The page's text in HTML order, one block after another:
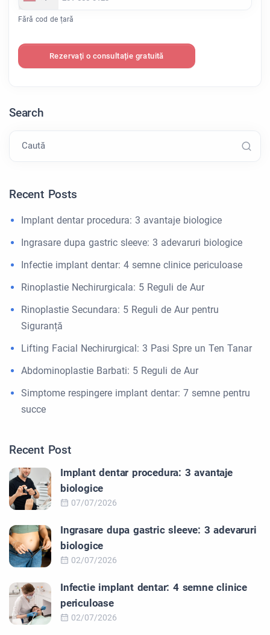
Fără cod de țară
Rezervați o consultație gratuită
Search
Caută
Recent Posts
Implant dentar procedura: 3 avantaje biologice
Ingrasare dupa gastric sleeve: 3 adevaruri biologice
Infectie implant dentar: 4 semne clinice periculoase
Rinoplastie Nechirurgicala: 5 Reguli de Aur
Rinoplastie Secundara: 5 Reguli de Aur pentru
Siguranță
Lifting Facial Nechirurgical: 3 Pasi Spre un Ten Tanar
Abdominoplastie Barbati: 5 Reguli de Aur
Simptome respingere implant dentar: 7 semne pentru
succe
Recent Post
Implant dentar procedura: 3 avantaje
biologice
07/07/2026
Ingrasare dupa gastric sleeve: 3 adevaruri
biologice
02/07/2026
Infectie implant dentar: 4 semne clinice
periculoase
02/07/2026